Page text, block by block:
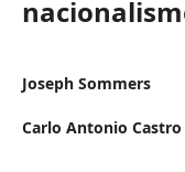
Joseph Sommers
Carlo Antonio Castro